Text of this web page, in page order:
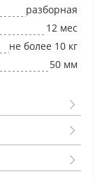
разборная
12 мес
не более 10 кг
50 мм